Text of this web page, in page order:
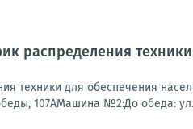
распределения
техники для обеспечения
107АМашина №2:До обеда: